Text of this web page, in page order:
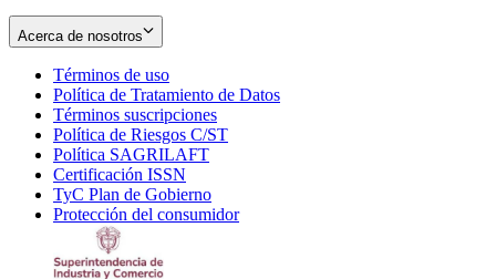
Acerca de nosotros
Términos de uso
in
new
window
Política de Tratamiento de Datos
Términos suscripciones
in
Política de Riesgos C/ST
Política SAGRILAFT
new
window
Certificación ISSN
in
new
TyC Plan de Gobierno
in
Protección del consumidorOpens